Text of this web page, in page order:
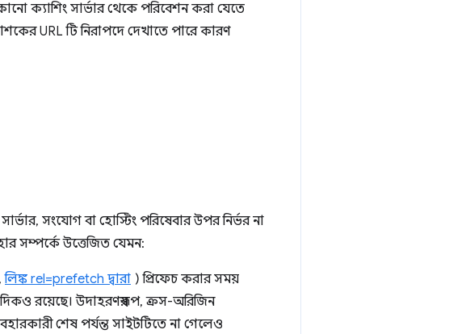
ক্যাশিং সার্ভার থেকে পরিবেশন করা যেতে
URL টি নিরাপদে দেখাতে পারে কারণ
সংযোগ বা হোস্টিং পরিষেবার উপর নির্ভর না
সম্পর্কে উত্তেজিত যেমন:
লিঙ্ক rel=prefetch দ্বারা ) প্রিফেচ করার সময়
রয়েছে। উদাহরণস্বরূপ, ক্রস-অরিজিন
শেষ পর্যন্ত সাইটটিতে না গেলেও